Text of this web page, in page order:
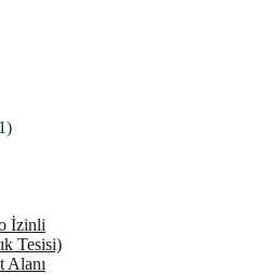
İzinli
Tesisi)
Alanı